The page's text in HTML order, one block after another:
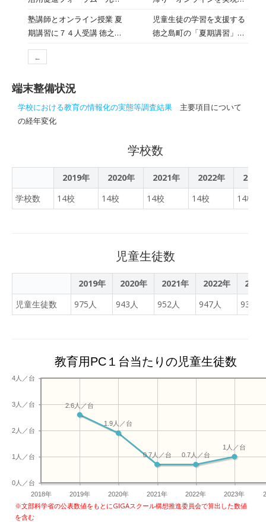
ルの学びの姿」
武雄市教委、佐賀県教委、
熊本県高森町教委、鹿児島
塾講師とオンライン授業 夏
期講習に７４人受講 徳之島
児童生徒の学習を支援する
徳之島町の「夏期講習」
ンライン専門塾講師との遠
隔授業を通じ１日３時間、
英語の３教科の指導を５日
間受け、学力向上に取り組
む。
←
端末整備状況
学校における教育の情報化の実態等調査結果 主要項目について
の経年変化
学校数
2019年 2020年 2021年 2022年
2023
学校数
14校 14校 14校 14校 14校
児童生徒数
2019年 2020年 2021年 2022年
2023
児童生徒数
975人 943人 952人 947人 935人
教育用PC１台当たりの児童生徒数
2018年 2019年 2020年 2021年 2022年 2023年
0人／台
1人／台
2人／台
3人／台
4人／台
1人／台
0.7人／台
0.7人／台
1.9人／台
2.6人／台
※文部科学省の公表数値をもとにGIGAスクール構想推進委員会で算出した数値
を含む